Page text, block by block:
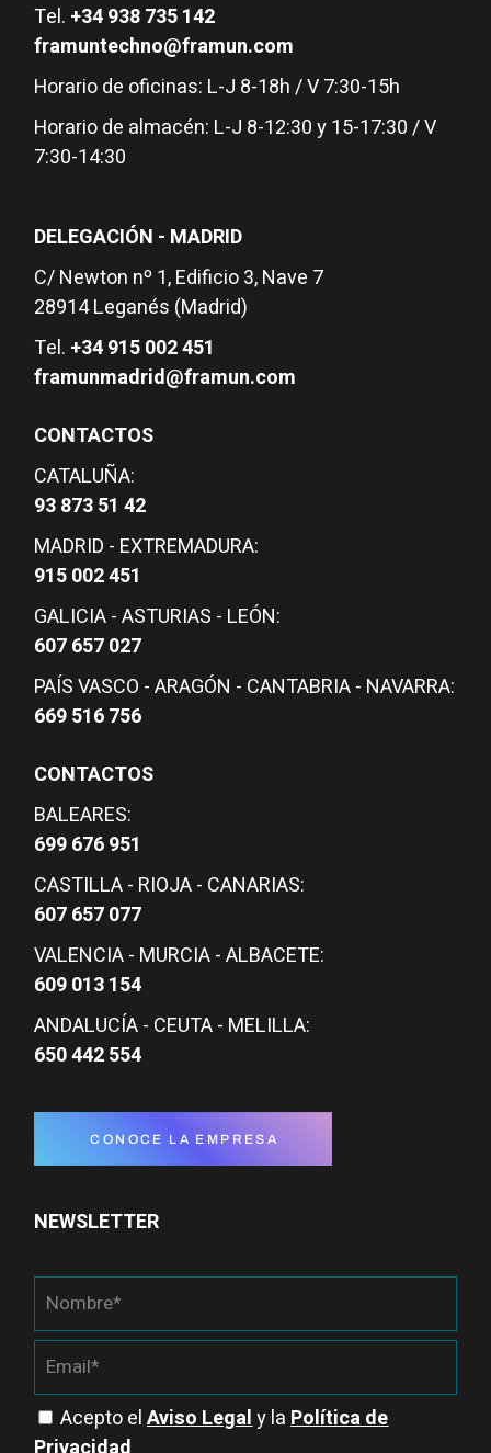
Tel. +34 938 735 142
framuntechno@framun.com
Horario de oficinas: L-J 8-18h / V 7:30-15h
Horario de almacén: L-J 8-12:30 y 15-17:30 / V
7:30-14:30
DELEGACIÓN - MADRID
C/ Newton nº 1, Edificio 3, Nave 7
28914 Leganés (Madrid)
Tel. +34 915 002 451
framunmadrid@framun.com
CONTACTOS
CATALUÑA:
93 873 51 42
MADRID - EXTREMADURA:
915 002 451
GALICIA - ASTURIAS - LEÓN:
607 657 027
PAÍS VASCO - ARAGÓN - CANTABRIA - NAVARRA:
669 516 756
CONTACTOS
BALEARES:
699 676 951
CASTILLA - RIOJA - CANARIAS:
607 657 077
VALENCIA - MURCIA - ALBACETE:
609 013 154
ANDALUCÍA - CEUTA - MELILLA:
650 442 554
CONOCE LA EMPRESA
NEWSLETTER
Acepto elAviso Legaly laPolítica de